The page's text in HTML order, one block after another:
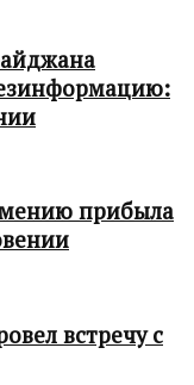
прибыла
встречу с